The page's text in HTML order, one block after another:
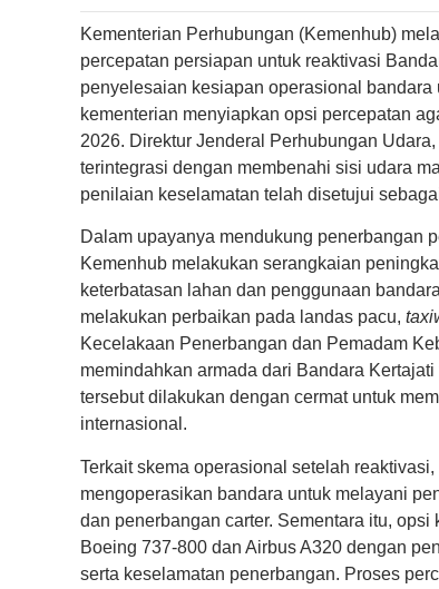
Kementerian Perhubungan (Kemenhub)
percepatan persiapan untuk reaktivasi
penyelesaian kesiapan operasional
kementerian menyiapkan opsi percepatan
2026. Direktur Jenderal Perhubungan
terintegrasi dengan membenahi sisi udara
penilaian keselamatan telah disetujui
Dalam upayanya mendukung penerbangan
Kemenhub melakukan serangkaian
keterbatasan lahan dan penggunaan
melakukan perbaikan pada landas pacu,
Kecelakaan Penerbangan dan Pemadam
memindahkan armada dari Bandara
tersebut dilakukan dengan cermat untuk
internasional.
Terkait skema operasional setelah
mengoperasikan bandara untuk melayani
dan penerbangan carter. Sementara itu,
Boeing 737-800 dan Airbus A320 dengan
serta keselamatan penerbangan. Proses